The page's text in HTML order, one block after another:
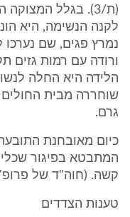
(ת/3). בגלל
לקנה הנשימה, היא
נמרץ פגים, שם נערכו
הלידה היא החלה
גרם.
כיום מאובחנת
המתבטא בפיגור שכלי
קשה. (חוה"ד של פרופ'
טענות הצדדים